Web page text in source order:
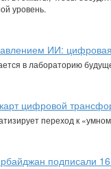
уровень.
ИИ:
в лабораторию
цифровой
переход к
подписали